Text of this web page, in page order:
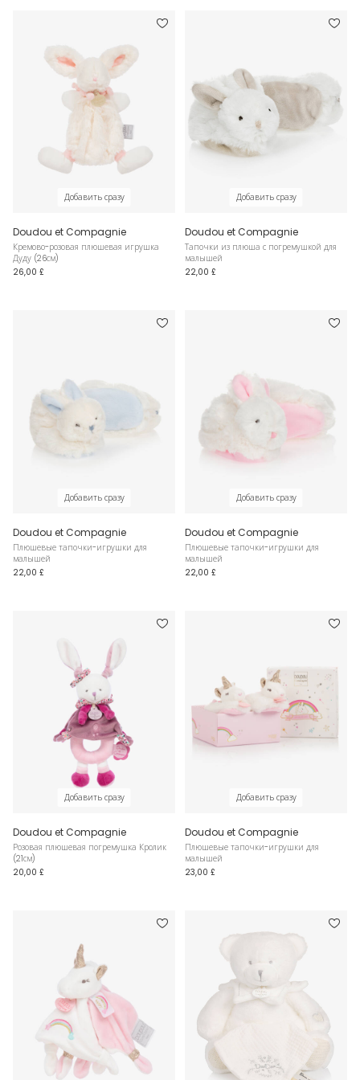
Добавить сразу
Doudou et Compagnie
Кремово-розовая плюшевая игрушка
Дуду (26см)
26,00 £
Добавить сразу
Doudou et Compagnie
Тапочки из плюша с погремушкой для
малышей
22,00 £
Добавить сразу
Doudou et Compagnie
Плюшевые тапочки-игрушки для
малышей
22,00 £
Добавить сразу
Doudou et Compagnie
Плюшевые тапочки-игрушки для
малышей
22,00 £
Добавить сразу
Doudou et Compagnie
Розовая плюшевая погремушка Кролик
(21см)
20,00 £
Добавить сразу
Doudou et Compagnie
Плюшевые тапочки-игрушки для
малышей
23,00 £